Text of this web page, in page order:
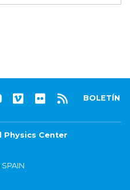
BOLETÍN
Physics Center